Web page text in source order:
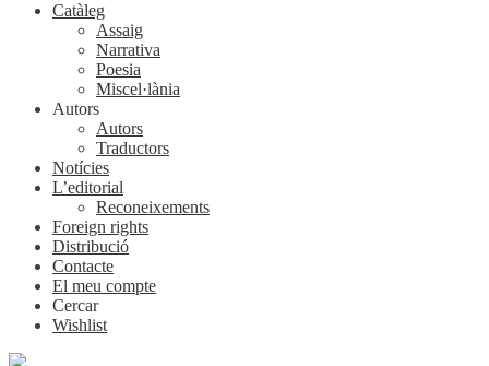
Catàleg
Assaig
Narrativa
Poesia
Miscel·lània
Autors
Autors
Traductors
Notícies
L’editorial
Reconeixements
Foreign rights
Distribució
Contacte
El meu compte
Cercar
Wishlist